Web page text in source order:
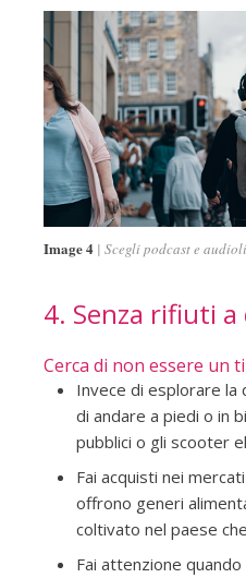
Image 4 Scegli podcast e
4. Senza rifiuti
Cerca di non essere un
Invece di esplorare la
di andare a piedi o in
pubblici o gli scooter
Fai acquisti nei
offrono generi
coltivato nel paese
Fai attenzione